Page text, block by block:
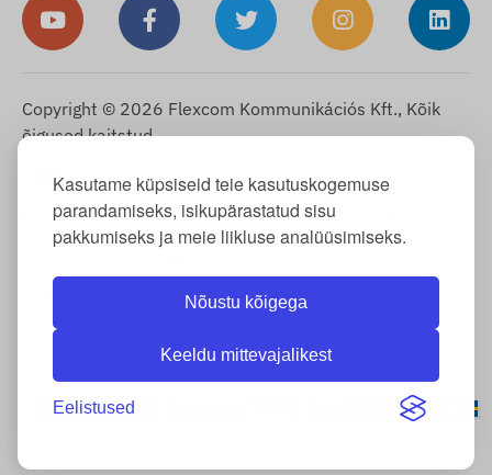
Kasutame küpsiseid teie kasutuskogemuse
parandamiseks, isikupärastatud sisu
pakkumiseks ja meie liikluse analüüsimiseks.
Nõustu kõigega
Keeldu mittevajalikest
Eelistused
Copyright © 2026 Flexcom Kommunikációs Kft., Kõik
õigused kaitstud.
Eesti ▼
Küpsiste teave-Tagastuspoliitika-Impressum
vastutus puuduste eest-Taganemisõigus-Tarneinfo-Üldised
haldamine
MEIE RAHVUSVAHELISED LEHED